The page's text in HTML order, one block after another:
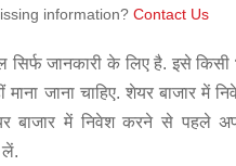
information? Contact Us
सिर्फ जानकारी के लिए है. इसे किसी
जाना चाहिए. शेयर बाजार में
बाजार में निवेश करने से पहले
लें.